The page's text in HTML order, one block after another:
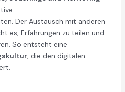
Der Austausch mit anderen
es, Erfahrungen zu teilen und
So entsteht eine
, die den digitalen